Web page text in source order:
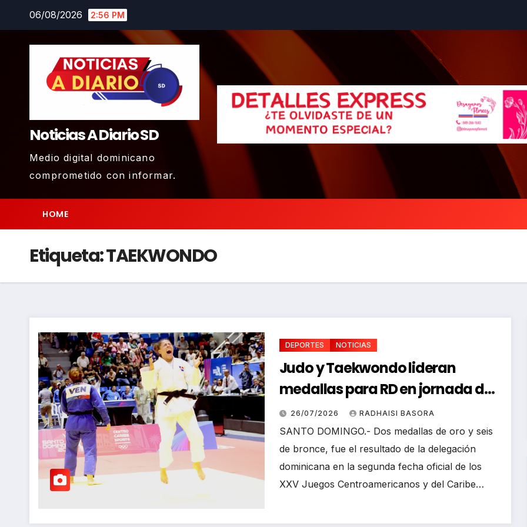
content
06/08/2026 2:56 PM
Noticias A Diario SD
Medio digital dominicano
comprometido con informar.
HOME
Etiqueta:TAEKWONDO
DEPORTES NOTICIAS
Judo y Taekwondo lideran
medallas para RD en jornada de
Juego Santo Domingo 2026
26/07/2026 RADHAISI BASORA
SANTO DOMINGO.- Dos medallas de oro y seis
de bronce, fue el resultado de la delegación
dominicana en la segunda fecha oficial de los
XXV Juegos Centroamericanos y del Caribe…
S
02/08/202